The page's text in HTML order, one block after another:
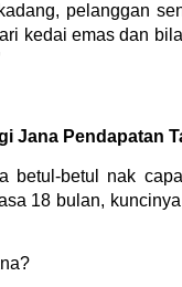
pelanggan
kedai emas dan
Jana Pendapatan
betul-betul nak
18 bulan,